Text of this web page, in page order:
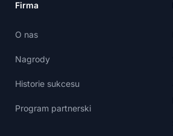
Firma
O nas
Nagrody
Historie sukcesu
Program partnerski